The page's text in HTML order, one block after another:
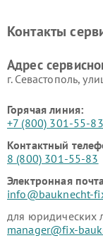
Контакты
Адрес
г. Севастополь,
Горячая линия:
+7 (800) 301-55-83
Контактный
8 (800) 301-55-83
Электронная
info@bauknecht-
для юридических
manager@fix-